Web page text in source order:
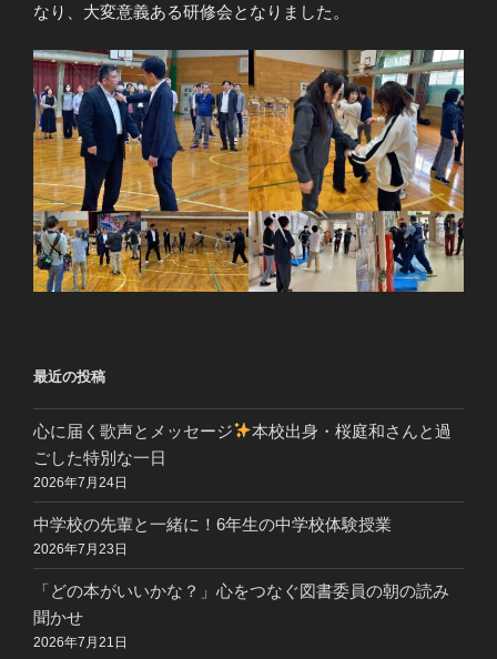
なり、大変意義ある研修会となりました。
最近の投稿
心に届く歌声とメッセージ
本校出身・桜庭和さんと過
ごした特別な一日
2026年7月24日
中学校の先輩と一緒に！6年生の中学校体験授業
2026年7月23日
「どの本がいいかな？」心をつなぐ図書委員の朝の読み
聞かせ
2026年7月21日